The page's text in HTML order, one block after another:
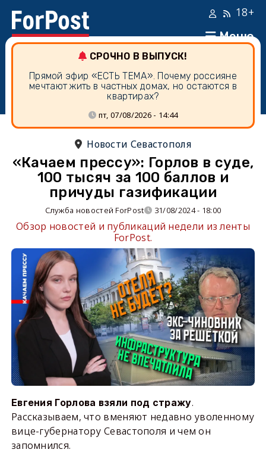
Меню
18+
СРОЧНО В ВЫПУСК!
Прямой эфир «ЕСТЬ ТЕМА». Почему россияне
мечтают жить в частных домах, но остаются в
квартирах?
пт, 07/08/2026 - 14:44
Новости Севастополя
«Качаем прессу»: Горлов в суде,
100 тысяч за 100 баллов и
причуды газификации
Служба новостей ForPost 31/08/2024 - 18:00
Обзор новостей и публикаций недели из ленты
ForPost.
Евгения Горлова взяли под стражу.
Рассказываем, что вменяют недавно уволенному
вице-губернатору Севастополя и чем он
запомнился.